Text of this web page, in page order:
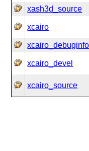
xash3d_source
xcairo
xcairo_debuginfo
xcairo_devel
xcairo_source